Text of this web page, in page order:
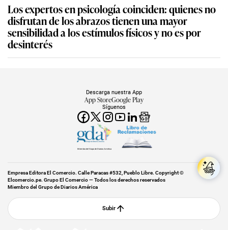
Los expertos en psicología coinciden: quienes no
disfrutan de los abrazos tienen una mayor
sensibilidad a los estímulos físicos y no es por
desinterés
Síguenos
Descarga nuestra App
App StoreGoogle Play
Miembro del Grupo de Diarios América
Empresa Editora El Comercio. Calle Paracas #532, Pueblo Libre. Copyright ©
Elcomercio.pe. Grupo El Comercio — Todos los derechos reservados
Miembro del Grupo de Diarios América
Subir